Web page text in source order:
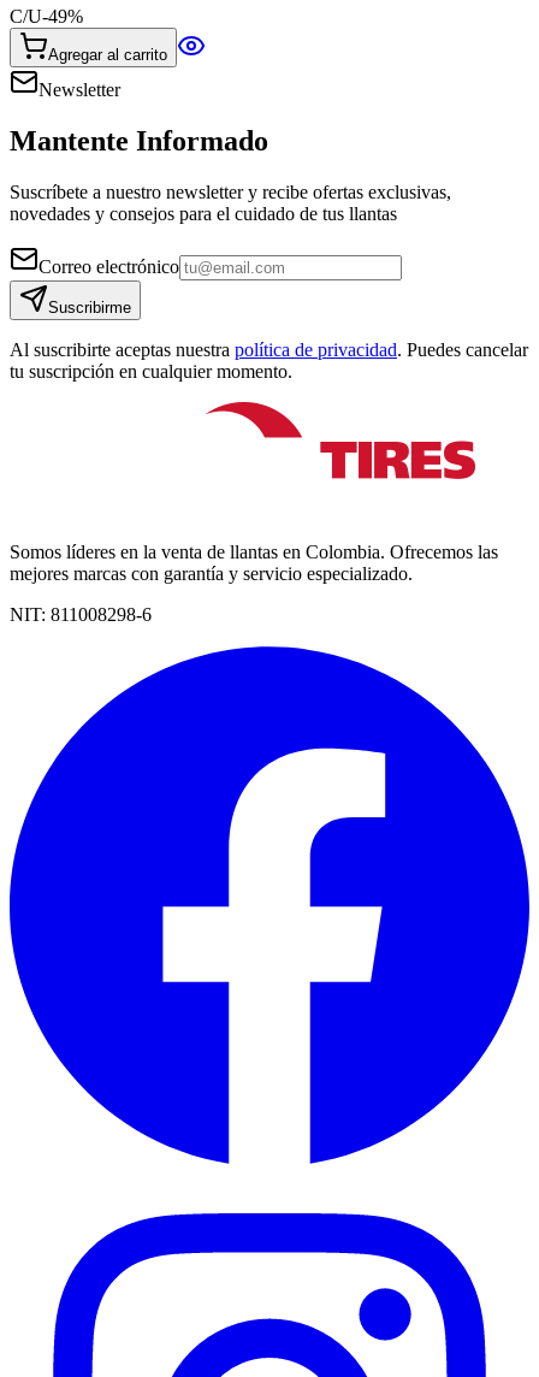
C/U-49%
Agregar al carrito
Newsletter
Mantente Informado
Suscríbete a nuestro newsletter y recibe ofertas exclusivas,
novedades y consejos para el cuidado de tus llantas
Correo electrónico
Suscribirme
Al suscribirte aceptas nuestra política de privacidad. Puedes cancelar
tu suscripción en cualquier momento.
Somos líderes en la venta de llantas en Colombia. Ofrecemos las
mejores marcas con garantía y servicio especializado.
NIT: 811008298-6